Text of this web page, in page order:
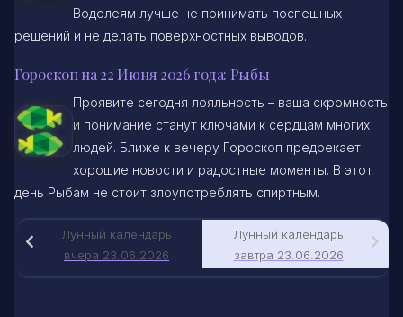
Водолеям лучше не принимать поспешных
решений и не делать поверхностных выводов.
Гороскоп на 22 Июня 2026 года: Рыбы
Проявите сегодня лояльность – ваша скромность
и понимание станут ключами к сердцам многих
людей. Ближе к вечеру Гороскоп предрекает
хорошие новости и радостные моменты. В этот
день Рыбам не стоит злоупотреблять спиртным.
Лунный календарь
завтра 23.06.2026
Лунный календарь
вчера 23.06.2026